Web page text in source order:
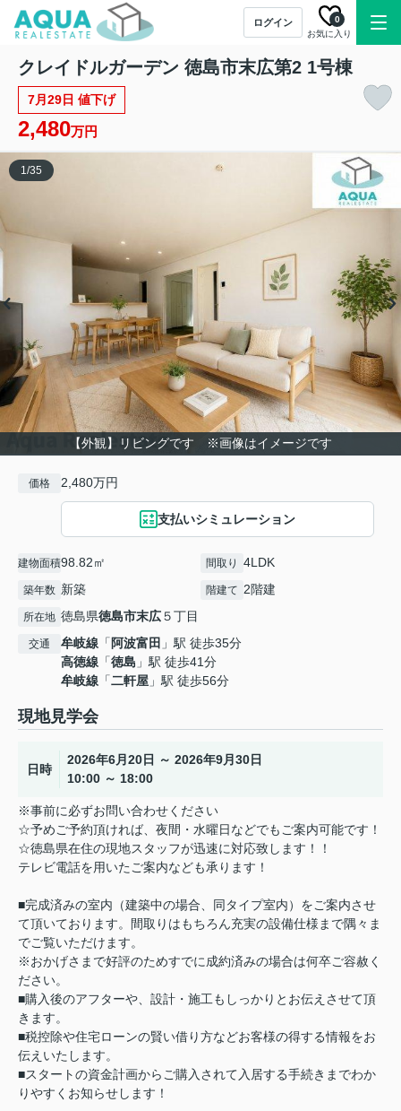
ログイン
お気に入り
0
クレイドルガーデン 徳島市末広第2 1号棟
7月29日 値下げ
2,480万円
【外観】リビングです ※画像はイメージです
1/35
価格 2,480万円
支払いシミュレーション
建物面積98.82㎡ 間取り 4LDK
築年数 新築 階建て 2階建
所在地 徳島県徳島市末広５丁目
交通 牟岐線 「 阿波富田 」駅 徒歩35分
高徳線 「徳島 」駅 徒歩41分
牟岐線 「二軒屋 」駅 徒歩56分
現地見学会
日時
2026年6月20日 ～ 2026年9月30日
10:00 ～ 18:00
※事前に必ずお問い合わせください
☆予めご予約頂ければ、夜間・水曜日などでもご案内可能です！
☆徳島県在住の現地スタッフが迅速に対応致します！！
テレビ電話を用いたご案内なども承ります！
■完成済みの室内（建築中の場合、同タイプ室内）をご案内させ
て頂いております。間取りはもちろん充実の設備仕様まで隅々ま
でご覧いただけます。
※おかげさまで好評のためすでに成約済みの場合は何卒ご容赦く
ださい。
■購入後のアフターや、設計・施工もしっかりとお伝えさせて頂
きます。
■税控除や住宅ローンの賢い借り方などお客様の得する情報をお
伝えいたします。
■スタートの資金計画からご購入されて入居する手続きまでわか
りやすくお知らせします！